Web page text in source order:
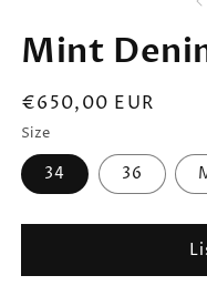
Mint
€650,00 EUR
Size
34 36